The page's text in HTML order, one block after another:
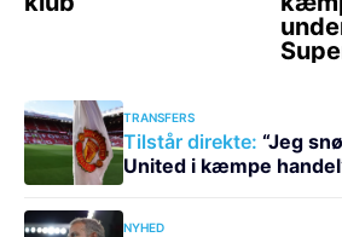
TRANSFERS
Tilstår direkte: “Jeg
United i kæmpe
NYHED